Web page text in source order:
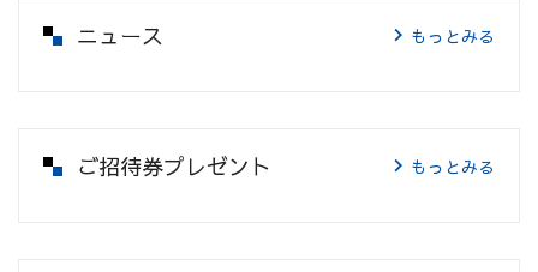
ニュース もっとみる
ご招待券プレゼント もっとみる